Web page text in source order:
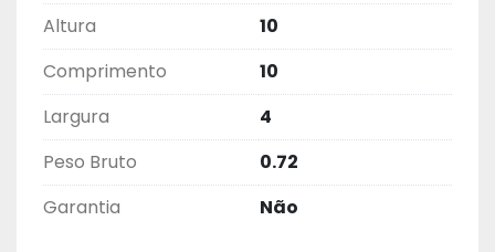
Altura
10
Comprimento
10
Largura
4
Peso Bruto
0.72
Garantia
Não